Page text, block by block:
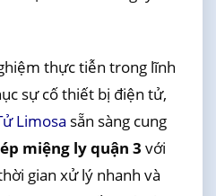
thực tiễn trong lĩnh
sự cố thiết bị điện tử,
Limosa sẵn sàng cung
miệng ly quận 3 với
gian xử lý nhanh và